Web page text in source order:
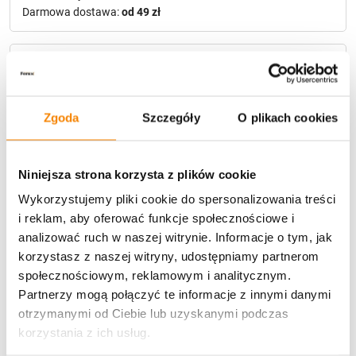
Zgoda Szczegóły O plikach cookies
Niniejsza strona korzysta z plików cookie
Wykorzystujemy pliki cookie do spersonalizowania treści
i reklam, aby oferować funkcje społecznościowe i
analizować ruch w naszej witrynie. Informacje o tym, jak
korzystasz z naszej witryny, udostępniamy partnerom
społecznościowym, reklamowym i analitycznym.
Partnerzy mogą połączyć te informacje z innymi danymi
otrzymanymi od Ciebie lub uzyskanymi podczas
korzystania z ich usług.
Potrzebujesz większą ilość? Zapraszamy do naszej
hurtowniiPrzejdź do hurtowni B2B
Darmowa dostawa:od 49 zł
Opis produktu
Specyfikacja